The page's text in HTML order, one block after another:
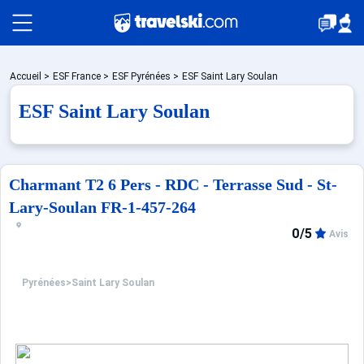
Packages
Hébergements
Accueil > ESF France > ESF Pyrénées > ESF Saint Lary Soulan
ESF Saint Lary Soulan
Charmant T2 6 Pers - RDC - Terrasse Sud - St-
Lary-Soulan FR-1-457-264
Pyrénées>Saint Lary Soulan
0/5 Avis